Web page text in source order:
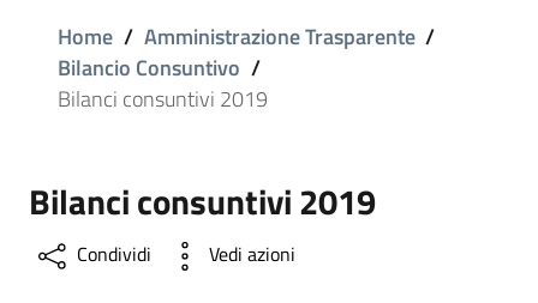
Home / Amministrazione Trasparente /
Bilancio Consuntivo /
Bilanci consuntivi 2019
Bilanci consuntivi 2019
Condividi Vedi azioni